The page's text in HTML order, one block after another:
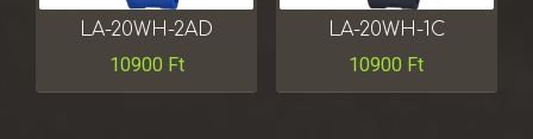
LA-20WH-2AD
10900 Ft
LA-20WH-1C
10900 Ft